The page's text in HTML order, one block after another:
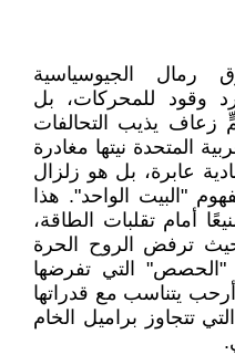
رمال الجيوسياسية
وقود للمحركات، بل
يذيب التحالفات
المتحدة نيتها مغادرة
عابرة، بل هو زلزال
"البيت الواحد". هذا
أمام تقلبات الطاقة،
حيث ترفض الروح الحرة
"الحصص" التي تفرضها
أرحب يتناسب مع قدراتها
تتجاوز براميل الخام